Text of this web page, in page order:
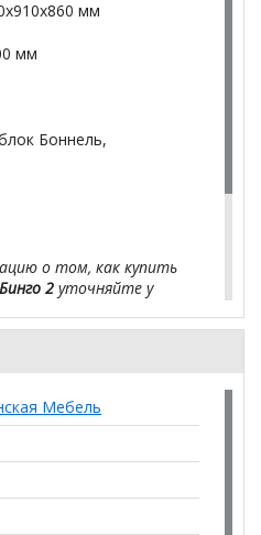
мм
мм
Боннель,
о том, как купить
2 уточняйте у
интернет-магазинаи
розничных магазинах-
Мебель